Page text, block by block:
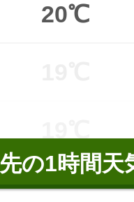
20℃
の1時間天